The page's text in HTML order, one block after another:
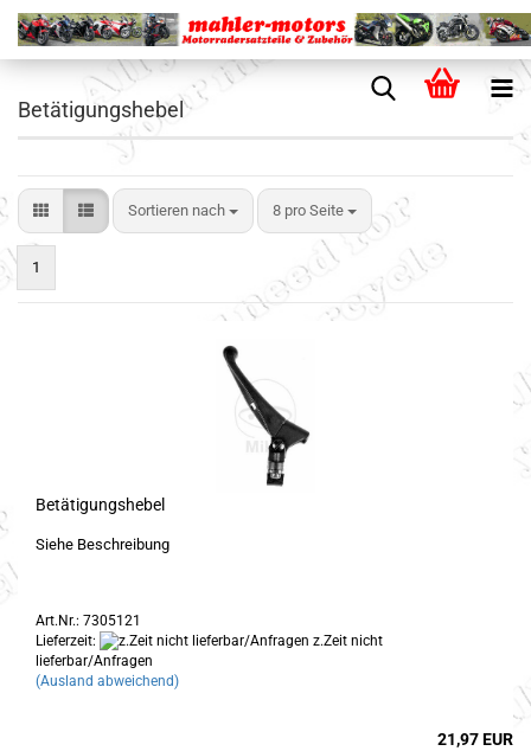
Betätigungshebel
Sortieren nach 8 pro Seite
1
Betätigungshebel
Siehe Beschreibung
Art.Nr.: 7305121
Lieferzeit:
z.Zeit nicht
lieferbar/Anfragen
(Ausland abweichend)
21,97 EUR